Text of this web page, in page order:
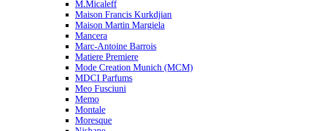
M.Micaleff
Maison Francis Kurkdjian
Maison Martin Margiela
Mancera
Marc-Antoine Barrois
Matiere Premiere
Mode Creation Munich (MCM)
MDCI Parfums
Meo Fusciuni
Memo
Montale
Moresque